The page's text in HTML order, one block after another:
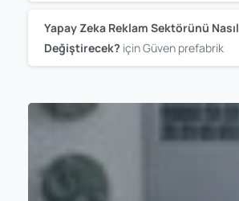
Yapay Zeka Reklam Sektörünü Nasıl
Değiştirecek? içinGüven prefabrik